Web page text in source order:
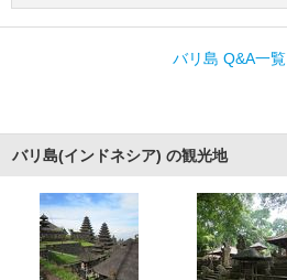
バリ島 Q&A一覧
バリ島(インドネシア) の観光地